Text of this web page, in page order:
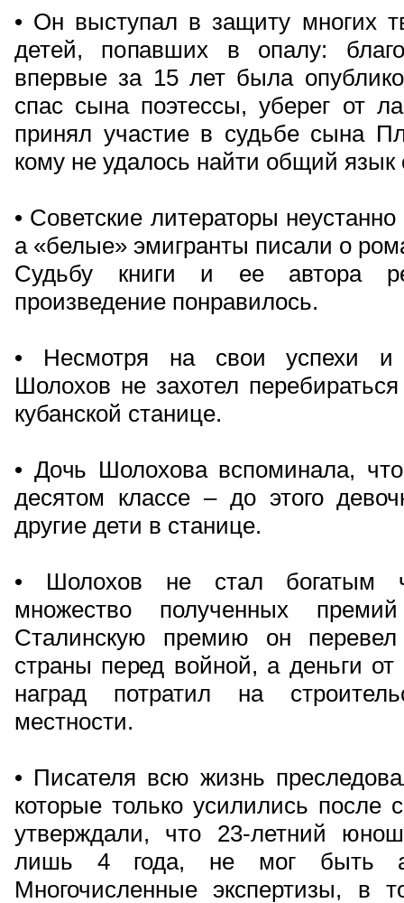
• Он выступал в защиту многих
детей, попавших в опалу:
впервые за 15 лет была
спас сына поэтессы, уберег от
принял участие в судьбе сына
кому не удалось найти общий
• Советские литераторы
а «белые» эмигранты писали о
Судьбу книги и ее автора
произведение понравилось.
• Несмотря на свои успехи и
Шолохов не захотел
кубанской станице.
• Дочь Шолохова вспоминала,
десятом классе – до этого
другие дети в станице.
• Шолохов не стал богатым
множество полученных
Сталинскую премию он
страны перед войной, а деньги
наград потратил на
местности.
• Писателя всю жизнь
которые только усилились после
утверждали, что 23-летний
лишь 4 года, не мог быть
Многочисленные экспертизы, в